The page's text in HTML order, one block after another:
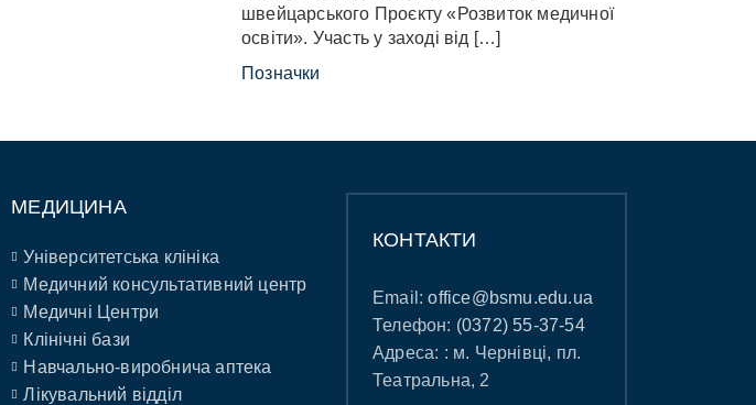
швейцарського Проєкту «Розвиток медичної
освіти». Участь у заході від […]
Позначки
МЕДИЦИНА
Університетська клініка
Медичний консультативний центр
Медичні Центри
Клінічні бази
Навчально-виробнича аптека
Лікувальний відділ
КОНТАКТИ
Email:office@bsmu.edu.ua
Телефон: (0372) 55-37-54
Адреса: : м. Чернівці, пл.
Театральна, 2